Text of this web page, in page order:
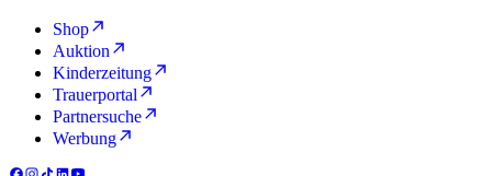
Shop
Auktion
Kinderzeitung
Trauerportal
Partnersuche
Werbung